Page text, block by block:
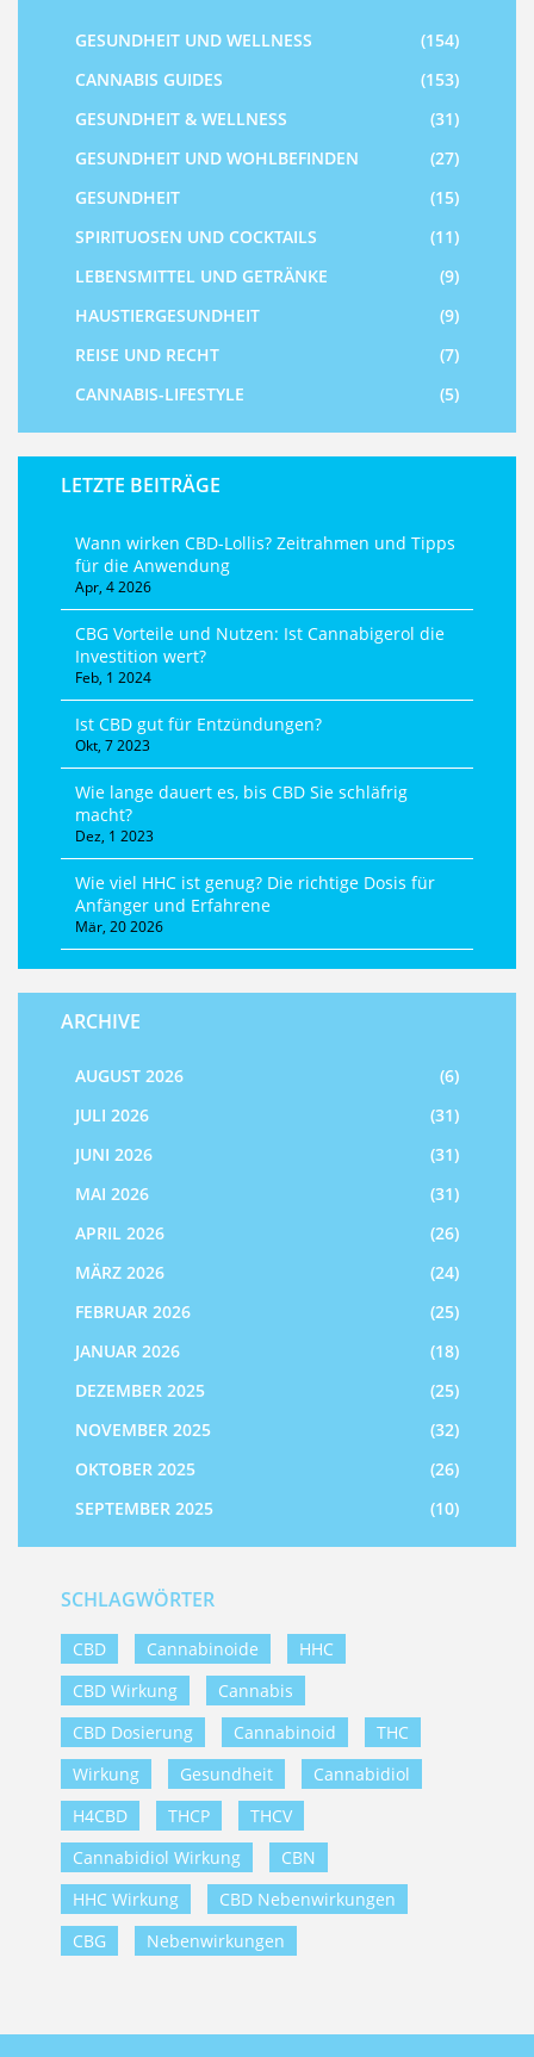
GESUNDHEIT UND WELLNESS
(154)
CANNABIS GUIDES
(153)
GESUNDHEIT & WELLNESS
(31)
GESUNDHEIT UND WOHLBEFINDEN
(27)
GESUNDHEIT
(15)
SPIRITUOSEN UND COCKTAILS
(11)
LEBENSMITTEL UND GETRÄNKE
(9)
HAUSTIERGESUNDHEIT
(9)
REISE UND RECHT
(7)
CANNABIS-LIFESTYLE
(5)
LETZTE BEITRÄGE
Wann wirken CBD-Lollis? Zeitrahmen und Tipps
für die Anwendung
Apr, 4 2026
CBG Vorteile und Nutzen: Ist Cannabigerol die
Investition wert?
Feb, 1 2024
Ist CBD gut für Entzündungen?
Okt, 7 2023
Wie lange dauert es, bis CBD Sie schläfrig
macht?
Dez, 1 2023
Wie viel HHC ist genug? Die richtige Dosis für
Anfänger und Erfahrene
Mär, 20 2026
ARCHIVE
AUGUST 2026
(6)
JULI 2026
(31)
JUNI 2026
(31)
MAI 2026
(31)
APRIL 2026
(26)
MÄRZ 2026
(24)
FEBRUAR 2026
(25)
JANUAR 2026
(18)
DEZEMBER 2025
(25)
NOVEMBER 2025
(32)
OKTOBER 2025
(26)
SEPTEMBER 2025
(10)
SCHLAGWÖRTER
CBD Cannabinoide
HHC
CBD Wirkung
Cannabis
CBD Dosierung
Cannabinoid
THC
Wirkung
Gesundheit
Cannabidiol
H4CBD
THCP
THCV
Cannabidiol Wirkung
CBN
HHC Wirkung
CBD Nebenwirkungen
CBG
Nebenwirkungen